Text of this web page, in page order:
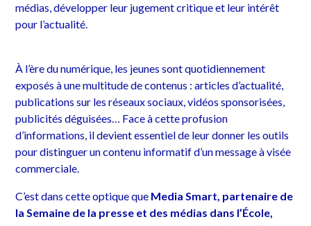
médias, développer leur jugement critique et leur intérêt
pour l’actualité.
À l’ère du numérique, les jeunes sont quotidiennement
exposés à une multitude de contenus : articles d’actualité,
publications sur les réseaux sociaux, vidéos sponsorisées,
publicités déguisées… Face à cette profusion
d’informations, il devient essentiel de leur donner les outils
pour distinguer un contenu informatif d’un message à visée
commerciale.
C’est dans cette optique que Media Smart, partenaire de
la Semaine de la presse et des médias dans l’École,